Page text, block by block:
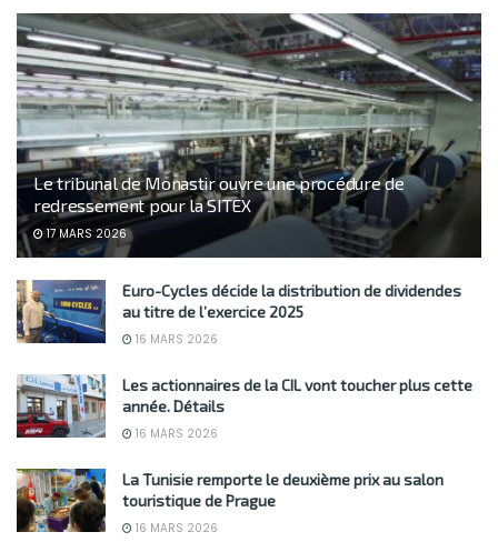
Le tribunal de Monastir ouvre une procédure de
redressement pour la SITEX
17 MARS 2026
Euro-Cycles décide la distribution de dividendes
au titre de l’exercice 2025
16 MARS 2026
Les actionnaires de la CIL vont toucher plus cette
année. Détails
16 MARS 2026
La Tunisie remporte le deuxième prix au salon
touristique de Prague
16 MARS 2026